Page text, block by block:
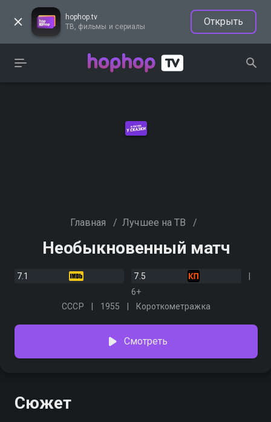
hophop.tv
ТВ, фильмы и сериалы
Открыть
Главная / Лучшее на ТВ /
Необыкновенный матч
7.1
7.5
6+
СССР
1955 Короткометражка
Смотреть
Сюжет